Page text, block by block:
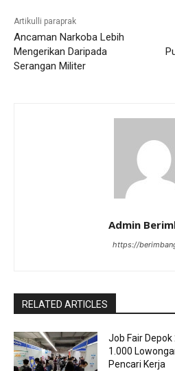
Artikulli paraprak
Ancaman Narkoba Lebih
Mengerikan Daripada
Serangan Militer
Admin
https://
RELATED ARTICLES
Job Fair
1.000
Pencari Kerja